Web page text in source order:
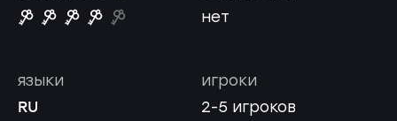
нет
игроки
2-5 игроков
языки
RU